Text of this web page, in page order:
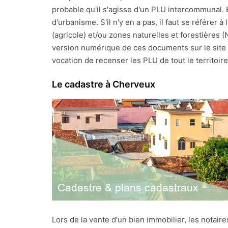
probable qu'il s'agisse d'un PLU
d'urbanisme. S'il n'y en a pas, il faut se référer
(agricole) et/ou zones naturelles et forestières
version numérique de ces documents sur le
vocation de recenser les PLU de tout le
Le cadastre à Cherveux
Lors de la vente d'un bien immobilier, les